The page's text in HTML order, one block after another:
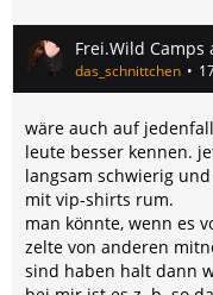
Frei.Wild Camps
das_schnittchen
wäre auch auf
leute besser kennen.
langsam schwierig
mit vip-shirts rum.
man könnte, wenn es
zelte von anderen
sind haben halt dann